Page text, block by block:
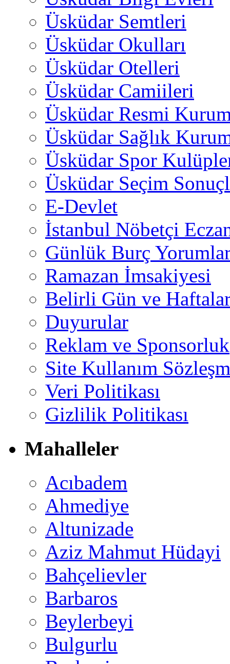
Üsküdar Semtleri
Üsküdar Okulları
Üsküdar Otelleri
Üsküdar Camiileri
Üsküdar Resmi
Üsküdar Sağlık
Üsküdar Spor
Üsküdar Seçim
E-Devlet
İstanbul Nöbetçi
Günlük Burç
Ramazan İmsakiyesi
Belirli Gün ve
Duyurular
Reklam ve Sponsorluk
Site Kullanım
Veri Politikası
Gizlilik Politikası
Mahalleler
Acıbadem
Ahmediye
Altunizade
Aziz Mahmut Hüdayi
Bahçelievler
Barbaros
Beylerbeyi
Bulgurlu